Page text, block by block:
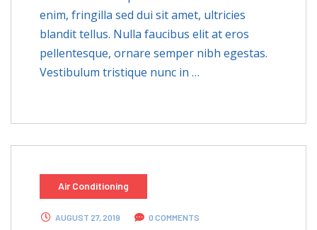
enim, fringilla sed dui sit amet, ultricies
blandit tellus. Nulla faucibus elit at eros
pellentesque, ornare semper nibh egestas.
Vestibulum tristique nunc in …
Air Conditioning
AUGUST 27, 2019 0 COMMENTS